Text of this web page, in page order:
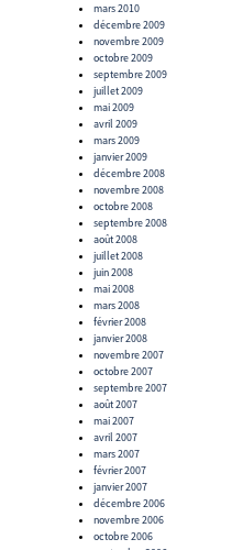
mars 2010
décembre 2009
novembre 2009
octobre 2009
septembre 2009
juillet 2009
mai 2009
avril 2009
mars 2009
janvier 2009
décembre 2008
novembre 2008
octobre 2008
septembre 2008
août 2008
juillet 2008
juin 2008
mai 2008
mars 2008
février 2008
janvier 2008
novembre 2007
octobre 2007
septembre 2007
août 2007
mai 2007
avril 2007
mars 2007
février 2007
janvier 2007
décembre 2006
novembre 2006
octobre 2006